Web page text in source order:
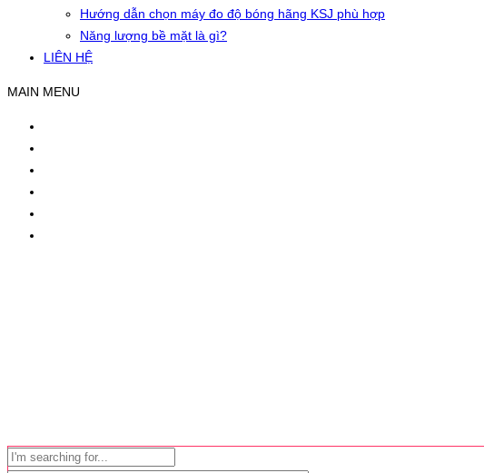
Hướng dẫn chọn máy đo độ bóng hãng KSJ phù hợp
Năng lượng bề mặt là gì?
LIÊN HỆ
MAIN MENU